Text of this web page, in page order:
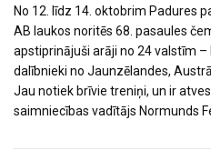
No 12. līdz 14. oktobrim Padures
AB laukos noritēs 68. pasaules
apstiprinājuši arāji no 24 valstīm
dalībnieki no Jaunzēlandes,
Jau notiek brīvie treniņi, un ir
saimniecības vadītājs Normunds